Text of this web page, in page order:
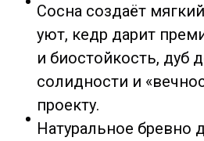
Сосна создаёт
уют, кедр дарит
и биостойкость, дуб
солидности и
проекту.
Натуральное бревно